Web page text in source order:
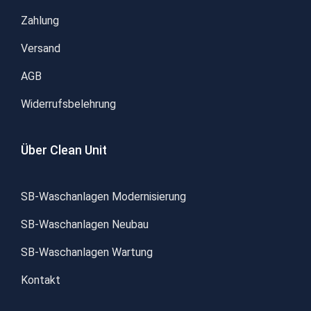
Zahlung
Versand
AGB
Widerrufsbelehrung
Über Clean Unit
SB-Waschanlagen Modernisierung
SB-Waschanlagen Neubau
SB-Waschanlagen Wartung
Kontakt